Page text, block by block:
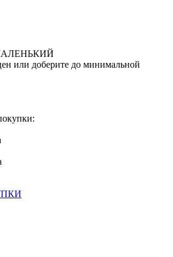
или доберите до минимальной